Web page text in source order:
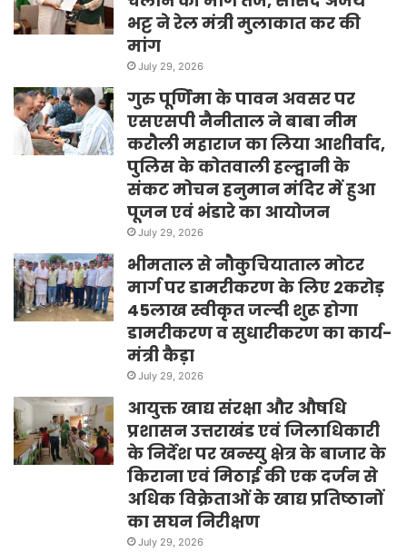
भट्ट ने रेल मंत्री मुलाकात कर की
मांग
July 29, 2026
गुरु पूर्णिमा के पावन अवसर पर
एसएसपी नैनीताल ने बाबा नीम
करौली महाराज का लिया आशीर्वाद,
पुलिस के कोतवाली हल्द्वानी के
संकट मोचन हनुमान मंदिर में हुआ
पूजन एवं भंडारे का आयोजन
July 29, 2026
भीमताल से नौकुचियाताल मोटर
मार्ग पर डामरीकरण के लिए 2करोड़
45लाख स्वीकृत जल्दी शुरू होगा
डामरीकरण व सुधारीकरण का कार्य-
मंत्री कैड़ा
July 29, 2026
आयुक्त खाद्य संरक्षा और औषधि
प्रशासन उत्तराखंड एवं जिलाधिकारी
के निर्देश पर खन्स्यु क्षेत्र के बाजार के
किराना एवं मिठाई की एक दर्जन से
अधिक विक्रेताओं के खाद्य प्रतिष्ठानों
का सघन निरीक्षण
July 29, 2026